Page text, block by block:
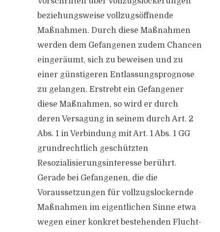
beziehungsweise vollzugsöffnende
Maßnahmen. Durch diese Maßnahmen
werden dem Gefangenen zudem Chancen
eingeräumt, sich zu beweisen und zu
einer günstigeren Entlassungsprognose
zu gelangen. Erstrebt ein Gefangener
diese Maßnahmen, so wird er durch
deren Versagung in seinem durch Art. 2
Abs. 1 in Verbindung mit Art. 1 Abs. 1 GG
grundrechtlich geschützten
Resozialisierungsinteresse berührt.
Gerade bei Gefangenen, die die
Voraussetzungen für vollzugslockernde
Maßnahmen im eigentlichen Sinne etwa
wegen einer konkret bestehenden Flucht-